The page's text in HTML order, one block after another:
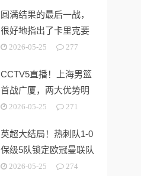
圆满结果的最后一战，
很好地指出了卡里克要
解决的终极问题
2026-05-25 277
CCTV5直播！上海男篮
首战广厦，两大优势明
显，孙铭徽带伤出战！
2026-05-25 271
英超大结局！热刺队1-0
保级5队锁定欧冠曼联队
第3切尔西无缘欧战
2026-05-25 274